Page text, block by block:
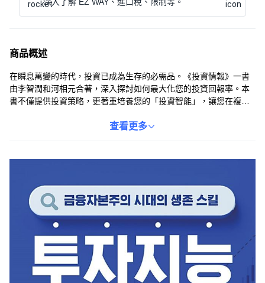
商品概述
在瞬息萬變的時代，投資已成為生存的必需品。《投資情報》一書
由李智潤和河相元合著，深入探討如何最大化您的投資回報率。本
書不僅提供投資策略，更著重培養您的「投資智能」，讓您在複雜
者，本書都能為您提供寶貴的見解，助您優化投資組合，實現財務
查看更多